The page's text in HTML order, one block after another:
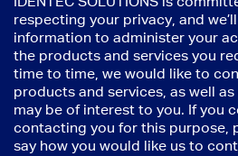
respecting your privacy, and
information to administer your
the products and services you
time to time, we would like to
products and services, as well
may be of interest to you. If you
contacting you for this purpose,
say how you would like us to